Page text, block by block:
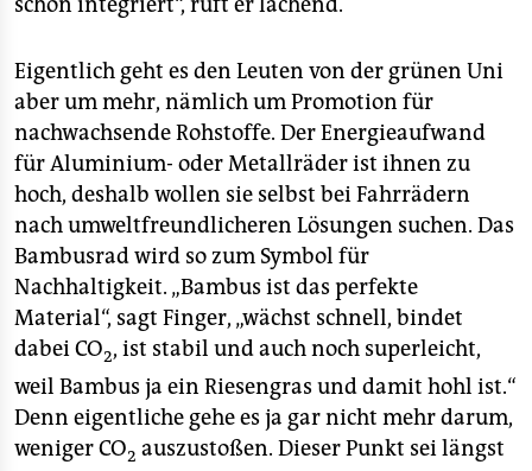
Eigentlich geht es den Leuten von der grünen Uni
aber um mehr, nämlich um Promotion für
nachwachsende Rohstoffe. Der Energieaufwand
für Aluminium- oder Metallräder ist ihnen zu
hoch, deshalb wollen sie selbst bei Fahrrädern
nach umweltfreundlicheren Lösungen suchen. Das
Bambusrad wird so zum Symbol für
Nachhaltigkeit. „Bambus ist das perfekte
Material“, sagt Finger, „wächst schnell, bindet
dabei CO2, ist stabil und auch noch superleicht,
weil Bambus ja ein Riesengras und damit hohl ist.“
Denn eigentliche gehe es ja gar nicht mehr darum,
weniger CO2 auszustoßen. Dieser Punkt sei längst